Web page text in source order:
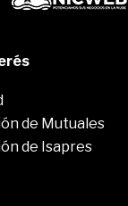
de Mutuales
de Isapres